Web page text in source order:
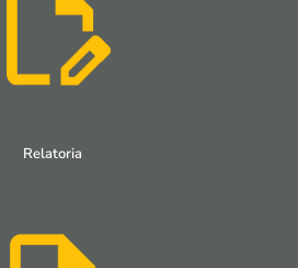
Relatoria